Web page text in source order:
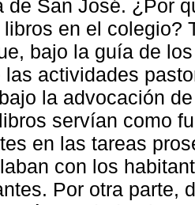
de San José. ¿Por
en el colegio?
bajo la guía de
las actividades
la advocación
servían como
en las tareas
con los
Por otra parte,